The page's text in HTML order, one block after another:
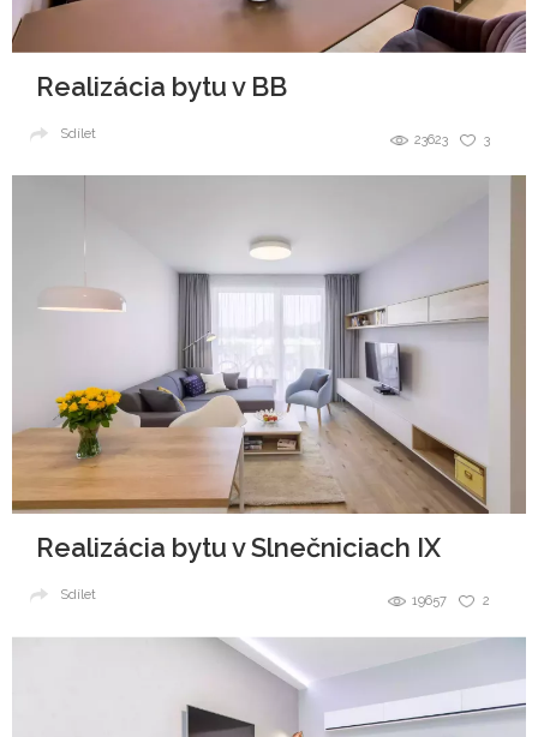
Realizácia bytu v BB
3
23623
Sdílet
Realizácia bytu v Slnečniciach IX
2
19657
Sdílet